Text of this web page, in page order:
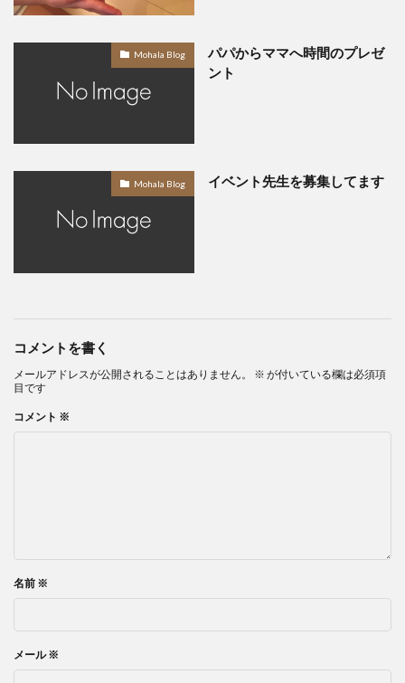
Mohala Blog
パパからママへ時間のプレゼ
ント
Mohala Blog イベント先生を募集してます
コメントを書く
メールアドレスが公開されることはありません。 ※ が付いている欄は必須項
目です
コメント ※
名前 ※
メール※